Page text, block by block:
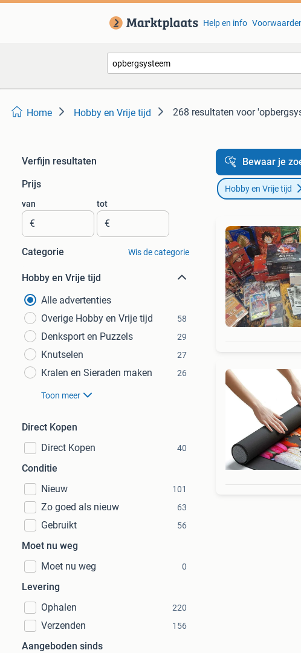
Help en info
Home Hobby en Vrije tijd 268 resultaten voor
Verfijn resultaten
Prijs
van
€
tot
€
Categorie Wis de categorie
Hobby en Vrije tijd
Alle advertenties
Overige Hobby en Vrije tijd
58
Denksport en Puzzels 29
Knutselen 27
Kralen en Sieraden maken 26
Toon meer
Direct Kopen
Direct Kopen
40
Conditie
Nieuw
101
Zo goed als nieuw 63
Gebruikt 56
Moet nu weg
Moet nu weg
0
Levering
Ophalen
220
Verzenden 156
Aangeboden sinds
Bewaar je
Hobby en Vrije tijd